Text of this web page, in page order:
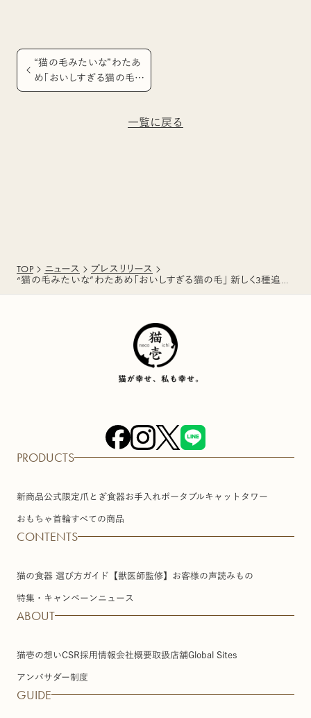
“猫の毛みたいな”わたあ
め「おいしすぎる猫の毛」
発売
一覧に戻る
TOP ニュース
プレスリリース
“猫の毛みたいな”わたあめ「おいしすぎる猫の毛」 新しく3種追加で全4種展開に 6月23日より猫壱公式ECサイトでも販売開始
PRODUCTS
新商品公式限定 爪とぎ食器お手入れポータブル キャットタワー
おもちゃ首輪すべての商品
CONTENTS
猫の食器 選び方ガイド【獣医師監修】 お客様の声読みもの
特集・キャンペーンニュース
ABOUT
猫壱の想いCSR採用情報会社概要取扱店舗Global Sites
アンバサダー制度
GUIDE